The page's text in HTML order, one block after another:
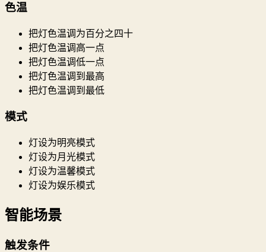
色温
把灯色温调为百分之四十
把灯色温调高一点
把灯色温调低一点
把灯色温调到最高
把灯色温调到最低
模式
灯设为明亮模式
灯设为月光模式
灯设为温馨模式
灯设为娱乐模式
智能场景
触发条件